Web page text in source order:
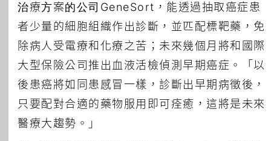
治療方案的公司GeneSort，能透過抽取癌症患
者少量的細胞組織作出診斷，並匹配標靶藥，免
除病人受電療和化療之苦；未來幾個月將和國際
大型保險公司推出血液活檢偵測早期癌症。「以
後患癌將如同患感冒一樣，診斷出早期病徵後，
只要配對合適的藥物服用即可痊癒，這將是未來
醫療大趨勢。」